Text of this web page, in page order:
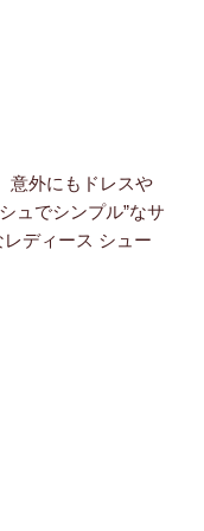
意外にもドレスや
ュでシンプル”なサ
レディース シュー